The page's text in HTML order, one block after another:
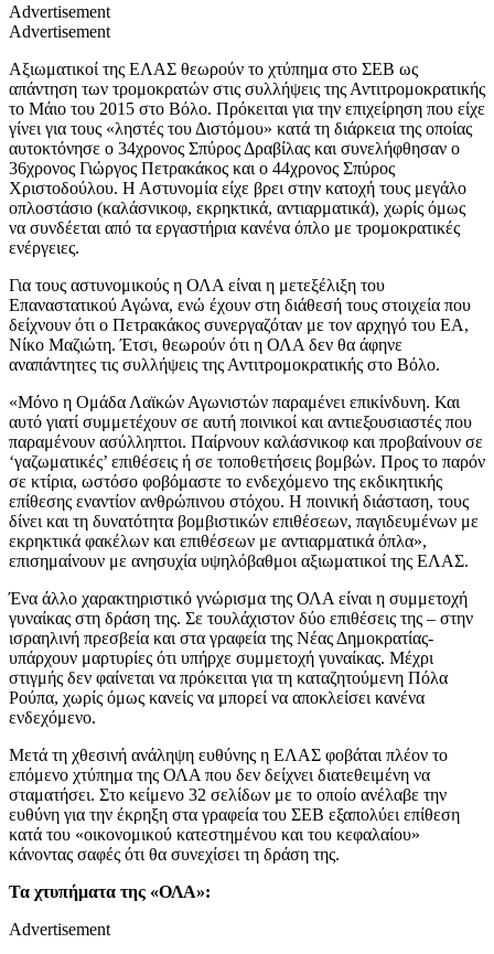
Advertisement
Advertisement
Αξιωματικοί της ΕΛΑΣ θεωρούν το χτύπημα στο ΣΕΒ ως
απάντηση των τρομοκρατών στις συλλήψεις της Αντιτρομοκρατικής
το Μάιο του 2015 στο Βόλο. Πρόκειται για την επιχείρηση που είχε
γίνει για τους «ληστές του Διστόμου» κατά τη διάρκεια της οποίας
αυτοκτόνησε ο 34χρονος Σπύρος Δραβίλας και συνελήφθησαν ο
36χρονος Γιώργος Πετρακάκος και ο 44χρονος Σπύρος
Χριστοδούλου. Η Αστυνομία είχε βρει στην κατοχή τους μεγάλο
οπλοστάσιο (καλάσνικοφ, εκρηκτικά, αντιαρματικά), χωρίς όμως
να συνδέεται από τα εργαστήρια κανένα όπλο με τρομοκρατικές
ενέργειες.
Για τους αστυνομικούς η ΟΛΑ είναι η μετεξέλιξη του
Επαναστατικού Αγώνα, ενώ έχουν στη διάθεσή τους στοιχεία που
δείχνουν ότι ο Πετρακάκος συνεργαζόταν με τον αρχηγό του ΕΑ,
Νίκο Μαζιώτη. Έτσι, θεωρούν ότι η ΟΛΑ δεν θα άφηνε
αναπάντητες τις συλλήψεις της Αντιτρομοκρατικής στο Βόλο.
«Μόνο η Ομάδα Λαϊκών Αγωνιστών παραμένει επικίνδυνη. Και
αυτό γιατί συμμετέχουν σε αυτή ποινικοί και αντιεξουσιαστές που
παραμένουν ασύλληπτοι. Παίρνουν καλάσνικοφ και προβαίνουν σε
‘γαζωματικές’ επιθέσεις ή σε τοποθετήσεις βομβών. Προς το παρόν
σε κτίρια, ωστόσο φοβόμαστε το ενδεχόμενο της εκδικητικής
επίθεσης εναντίον ανθρώπινου στόχου. Η ποινική διάσταση, τους
δίνει και τη δυνατότητα βομβιστικών επιθέσεων, παγιδευμένων με
εκρηκτικά φακέλων και επιθέσεων με αντιαρματικά όπλα»,
επισημαίνουν με ανησυχία υψηλόβαθμοι αξιωματικοί της ΕΛΑΣ.
Ένα άλλο χαρακτηριστικό γνώρισμα της ΟΛΑ είναι η συμμετοχή
γυναίκας στη δράση της. Σε τουλάχιστον δύο επιθέσεις της – στην
ισραηλινή πρεσβεία και στα γραφεία της Νέας Δημοκρατίας-
υπάρχουν μαρτυρίες ότι υπήρχε συμμετοχή γυναίκας. Μέχρι
στιγμής δεν φαίνεται να πρόκειται για τη καταζητούμενη Πόλα
Ρούπα, χωρίς όμως κανείς να μπορεί να αποκλείσει κανένα
ενδεχόμενο.
Μετά τη χθεσινή ανάληψη ευθύνης η ΕΛΑΣ φοβάται πλέον το
επόμενο χτύπημα της ΟΛΑ που δεν δείχνει διατεθειμένη να
σταματήσει. Στο κείμενο 32 σελίδων με το οποίο ανέλαβε την
ευθύνη για την έκρηξη στα γραφεία του ΣΕΒ εξαπολύει επίθεση
κατά του «οικονομικού κατεστημένου και του κεφαλαίου»
κάνοντας σαφές ότι θα συνεχίσει τη δράση της.
Τα χτυπήματα της «ΟΛΑ»:
Advertisement